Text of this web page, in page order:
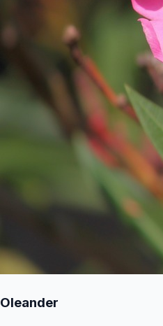
Oleander